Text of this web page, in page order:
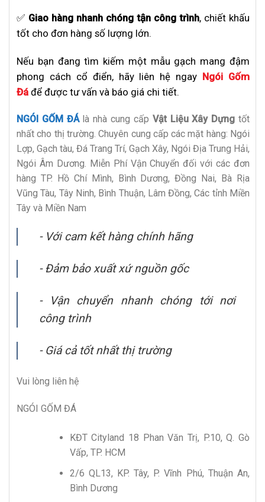
✅ Giao hàng nhanh chóng tận công trình, chiết khấu
tốt cho đơn hàng số lượng lớn.
Nếu bạn đang tìm kiếm một mẫu gạch mang đậm
phong cách cổ điển, hãy liên hệ ngay Ngói Gốm
Đá để được tư vấn và báo giá chi tiết.
NGÓI GỐM ĐÁlà nhà cung cấp Vật Liệu Xây Dựng tốt
nhất cho thị trường. Chuyên cung cấp các mặt hàng: Ngói
Lợp, Gạch tàu, Đá Trang Trí, Gạch Xây, Ngói Địa Trung Hải,
Ngói Âm Dương. Miễn Phí Vận Chuyển đối với các đơn
hàng TP. Hồ Chí Mình, Bình Dương, Đồng Nai, Bà Rịa
Vũng Tàu, Tây Ninh, Bình Thuận, Lâm Đồng, Các tỉnh Miền
Tây và Miền Nam
- Với cam kết hàng chính hãng
- Đảm bảo xuất xứ nguồn gốc
- Vận chuyển nhanh chóng tới nơi
công trình
- Giá cả tốt nhất thị trường
Vui lòng liên hệ
NGÓI GỐM ĐÁ
KĐT Cityland 18 Phan Văn Trị, P.10, Q. Gò
Vấp, TP. HCM
2/6 QL13, KP. Tây, P. Vĩnh Phú, Thuận An,
Bình Dương